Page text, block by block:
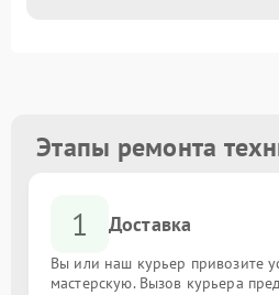
Этапы ремонта
1 Доставка
Вы или наш курьер привозите
мастерскую. Вызов курьера